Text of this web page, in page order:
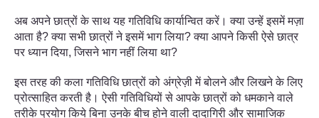
अब अपने छात्रों के साथ यह गतिविधि कार्यान्वित करें। क्या उन्हें इसमें मज़ा
आता है? क्या सभी छात्रों ने इसमें भाग लिया? क्या आपने किसी ऐसे छात्र
पर ध्यान दिया, जिसने भाग नहीं लिया था?
इस तरह की कला गतिविधि छात्रों को अंग्रेज़ी में बोलने और लिखने के लिए
प्रोत्साहित करती है। ऐसी गतिविधियों से आपके छात्रों को धमकाने वाले
तरीके प्रयोग किये बिना उनके बीच होने वाली दादागिरी और सामाजिक